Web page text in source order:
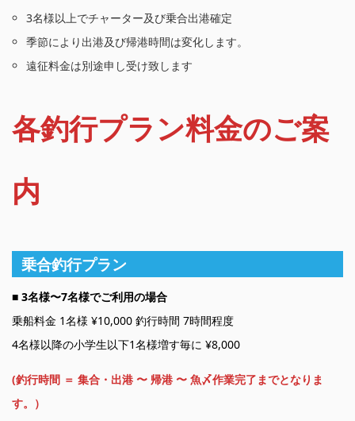
3名様以上でチャーター及び乗合出港確定
季節により出港及び帰港時間は変化します。
遠征料金は別途申し受け致します
各釣行プラン料金のご案
内
乗合釣行プラン
■ 3名様〜7名様でご利用の場合
乗船料金 1名様 ¥10,000 釣行時間 7時間程度
4名様以降の小学生以下1名様増す毎に ¥8,000
(釣行時間 ＝ 集合・出港 〜 帰港 〜 魚〆作業完了までとなりま
す。）